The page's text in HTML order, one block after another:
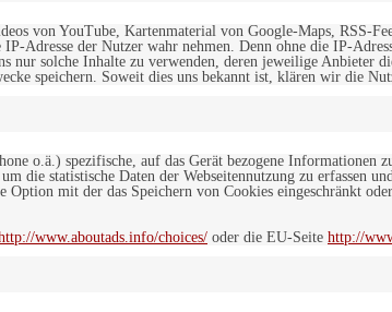
von YouTube, Kartenmaterial von Google-Maps, RSS-
Adresse der Nutzer wahr nehmen. Denn ohne die IP-
solche Inhalte zu verwenden, deren jeweilige Anbieter
speichern. Soweit dies uns bekannt ist, klären wir die
o.ä.) spezifische, auf das Gerät bezogene Informationen
statistische Daten der Webseitennutzung zu erfassen
mit der das Speichern von Cookies eingeschränkt
www.aboutads.info/choices/ oder die EU-Seite http://